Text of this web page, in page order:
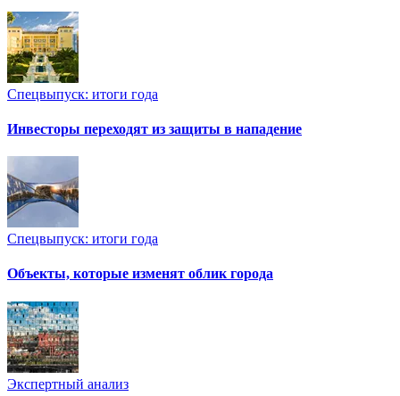
Спецвыпуск: итоги года
Инвесторы переходят из защиты в нападение
Спецвыпуск: итоги года
Объекты, которые изменят облик города
Экспертный анализ